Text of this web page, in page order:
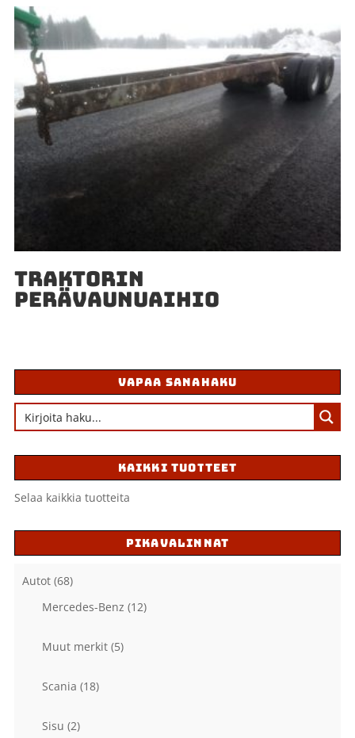
TRAKTORIN
PERÄVAUNUAIHIO
VAPAA SANAHAKU
KAIKKI TUOTTEET
Selaa kaikkia tuotteita
PIKAVALINNAT
Autot (68)
Mercedes-Benz (12)
Muut merkit (5)
Scania (18)
Sisu (2)